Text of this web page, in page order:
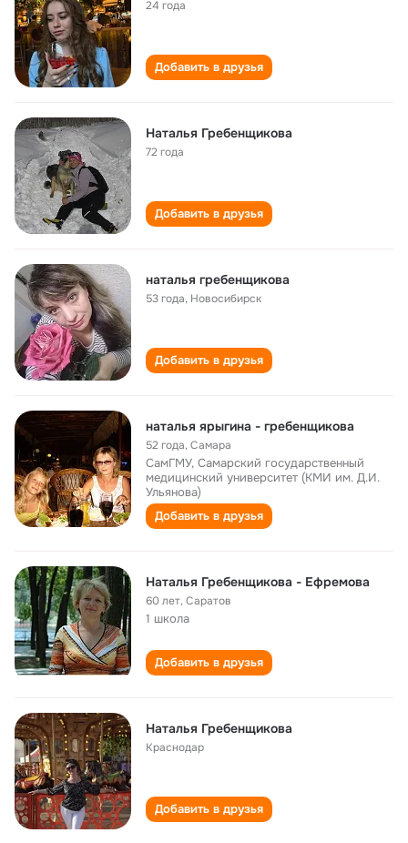
24 года
Добавить в друзья
Наталья Гребенщикова
72 года
Добавить в друзья
наталья гребенщикова
53 года, Новосибирск
Добавить в друзья
наталья ярыгина - гребенщикова
52 года,Самара
СамГМУ, Самарский государственный
медицинский университет (КМИ им. Д.И.
Ульянова)
Добавить в друзья
Наталья Гребенщикова - Ефремова
60 лет,Саратов
1 школа
Добавить в друзья
Наталья Гребенщикова
Краснодар
Добавить в друзья